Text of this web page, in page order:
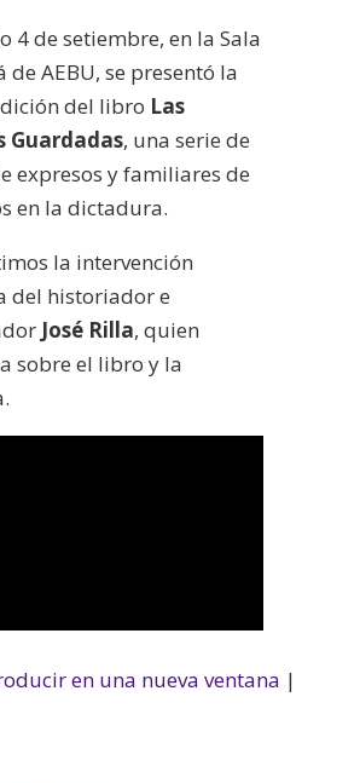
4 de setiembre, en la Sala
de AEBU, se presentó la
del libro Las
Guardadas, una serie de
expresos y familiares de
en la dictadura.
la intervención
del historiador e
José Rilla, quien
sobre el libro y la
en una nueva ventana |